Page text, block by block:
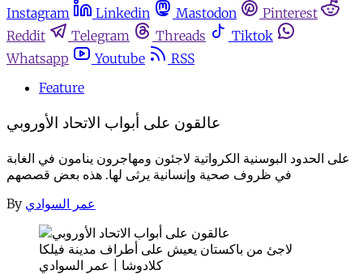
Instagram
Linkedin Mastodon
Pinterest
Reddit
Telegram Threads
Tiktok
Whatsapp
Youtube
RSS
Feature
عالقون على أبواب الاتحاد الأوروبي
على الحدود البوسنية الكرواتية لاجئون ومهاجرون ينامون في الغابة
في ظروف صحية وإنسانية يرثى لها. هذه بعض قصصهم
By عمر السوادي
لاجئ من باكستان يعيش على أطراف مدينة فيلكا
كلادوشا | عمر السوادي